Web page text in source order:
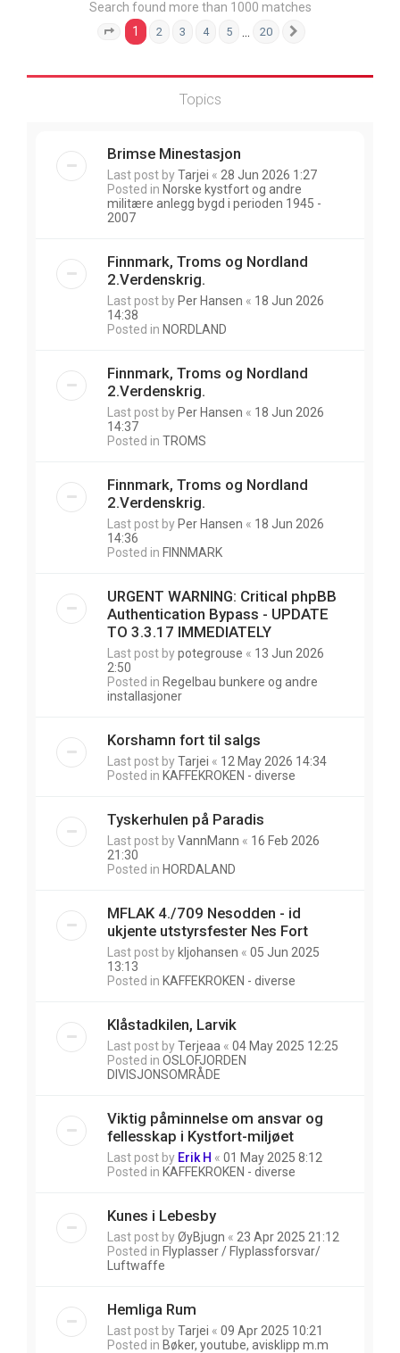
Search found more than 1000 matches
Page 1 of 20
1 2 3 4 5 20
Topics
Brimse Minestasjon
Last post byTarjei « 28 Jun 2026 1:27
Posted in Norske kystfort og andre
militære anlegg bygd i perioden 1945 -
2007
Finnmark, Troms og Nordland
2.Verdenskrig.
Last post by Per Hansen « 18 Jun 2026
14:38
Posted in NORDLAND
Finnmark, Troms og Nordland
2.Verdenskrig.
Last post by Per Hansen « 18 Jun 2026
14:37
Posted in TROMS
Finnmark, Troms og Nordland
2.Verdenskrig.
Last post by Per Hansen « 18 Jun 2026
14:36
Posted in FINNMARK
URGENT WARNING: Critical phpBB
Authentication Bypass - UPDATE
TO 3.3.17 IMMEDIATELY
Last post bypotegrouse « 13 Jun 2026
2:50
Posted in Regelbau bunkere og andre
installasjoner
Korshamn fort til salgs
Last post byTarjei « 12 May 2026 14:34
Posted in KAFFEKROKEN - diverse
Tyskerhulen på Paradis
Last post byVannMann « 16 Feb 2026
21:30
Posted in HORDALAND
MFLAK 4./709 Nesodden - id
ukjente utstyrsfester Nes Fort
Last post by kljohansen « 05 Jun 2025
13:13
Posted in KAFFEKROKEN - diverse
Klåstadkilen, Larvik
Last post byTerjeaa « 04 May 2025 12:25
Posted in OSLOFJORDEN
DIVISJONSOMRÅDE
Viktig påminnelse om ansvar og
fellesskap i Kystfort-miljøet
Last post by Erik H « 01 May 2025 8:12
Posted in KAFFEKROKEN - diverse
Kunes i Lebesby
Last post byØyBjugn « 23 Apr 2025 21:12
Posted in Flyplasser / Flyplassforsvar/
Luftwaffe
Hemliga Rum
Last post byTarjei « 09 Apr 2025 10:21
Posted in Bøker, youtube, avisklipp m.m